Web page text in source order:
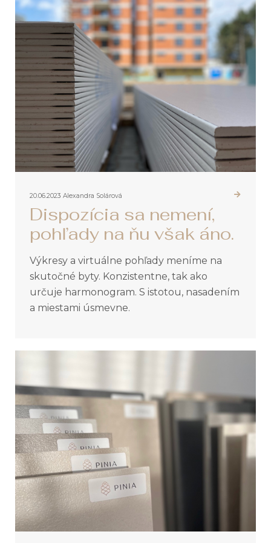
20.06.2023 Alexandra Solárová
Dispozícia sa nemení,
pohľady na ňu však áno.
Výkresy a virtuálne pohľady meníme na
skutočné byty. Konzistentne, tak ako
určuje harmonogram. S istotou, nasadením
a miestami úsmevne.